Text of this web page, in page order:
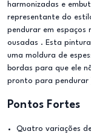
harmonizadas e
representante do
pendurar em espaços
ousadas . Esta
uma moldura de
bordas para que ele
pronto para pendurar
Pontos Fortes
Quatro variações